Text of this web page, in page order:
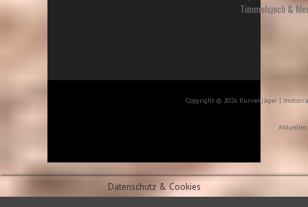
Timmelsjoch &
Copyright © 2026 Kurvenjäger |
Aktuelles
Datenschutz & Cookies